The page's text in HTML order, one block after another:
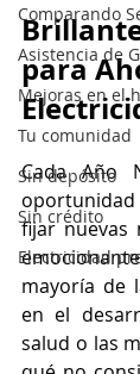
Comparando
Asistencia de
Mejoras en el
Tu comunidad
Sin depósito
Sin crédito
Electricidad
para
Cada Año
fijar nuevas
mayoría de
en el
salud o las